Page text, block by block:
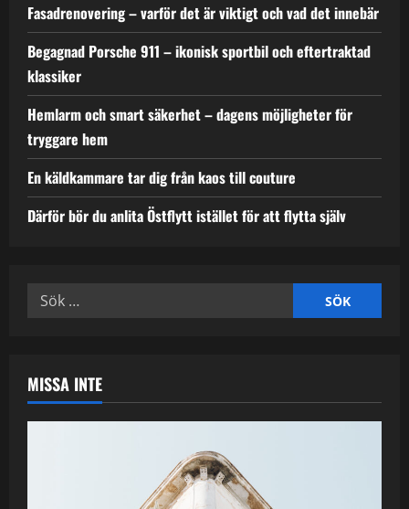
Fasadrenovering – varför det är viktigt och vad det innebär
Begagnad Porsche 911 – ikonisk sportbil och eftertraktad
klassiker
Hemlarm och smart säkerhet – dagens möjligheter för
tryggare hem
En käldkammare tar dig från kaos till couture
Därför bör du anlita Östflytt istället för att flytta själv
Sök
MISSA INTE